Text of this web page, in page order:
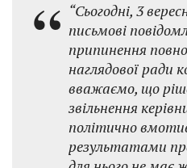
“Сьогодні, 3
письмові
припинення
наглядової ради
вважаємо, що
звільнення
політично
результатами